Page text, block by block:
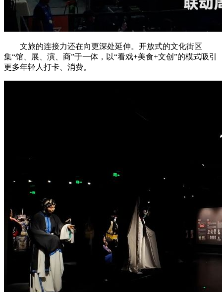
文旅的连接力还在向更深处延伸。开放式的文化街区
集“馆、展、演、商”于一体，以“看戏+美食+文创”的模式吸引
更多年轻人打卡、消费。